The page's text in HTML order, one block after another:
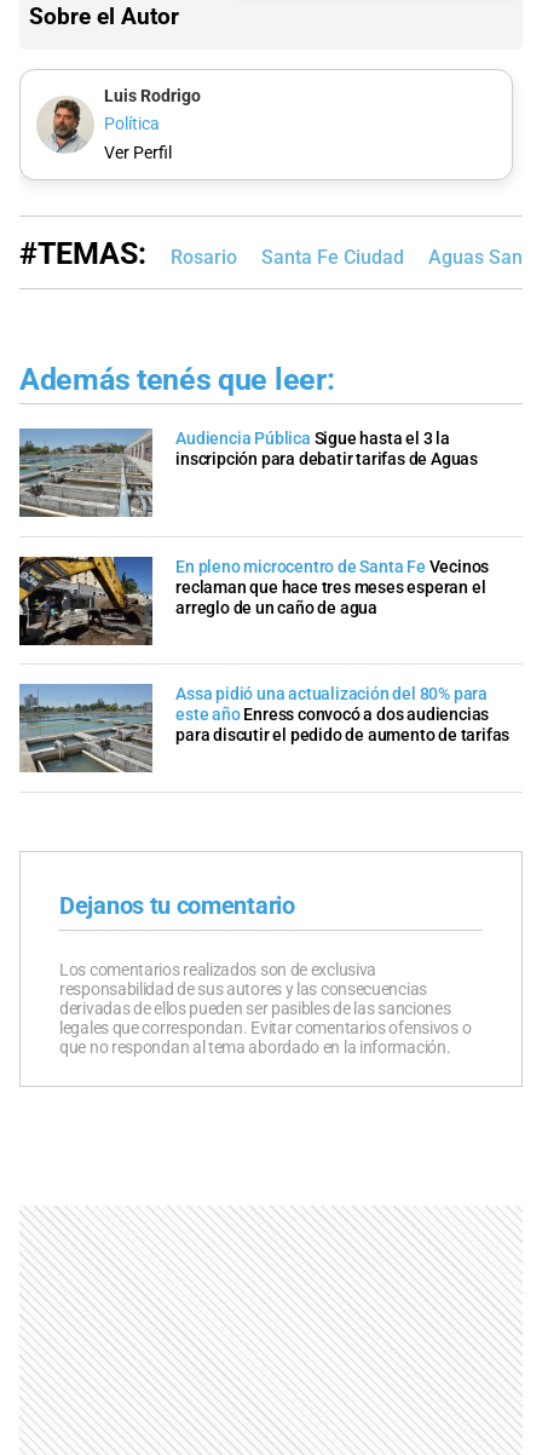
Sobre el Autor
Luis Rodrigo
Política
Ver Perfil
#TEMAS: Rosario Santa Fe Ciudad Aguas
Además tenés que leer:
Audiencia Pública Sigue hasta el 3 la
inscripción para debatir tarifas de Aguas
En pleno microcentro de Santa Fe Vecinos
reclaman que hace tres meses esperan el
arreglo de un caño de agua
Assa pidió una actualización del 80% para
este año Enress convocó a dos audiencias
para discutir el pedido de aumento de tarifas
Dejanos tu comentario
Los comentarios realizados son de exclusiva
responsabilidad de sus autores y las consecuencias
derivadas de ellos pueden ser pasibles de las sanciones
legales que correspondan. Evitar comentarios ofensivos o
que no respondan al tema abordado en la información.